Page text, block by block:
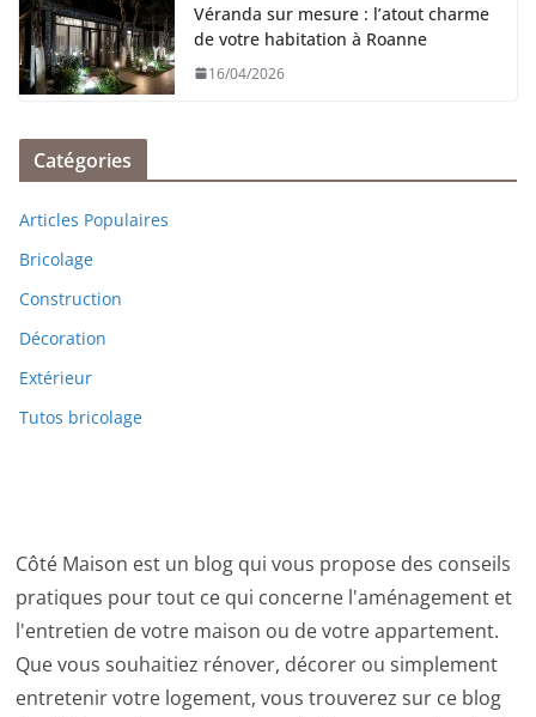
Véranda sur mesure : l’atout charme
de votre habitation à Roanne
16/04/2026
Catégories
Articles Populaires
Bricolage
Construction
Décoration
Extérieur
Tutos bricolage
Côté Maison est un blog qui vous propose des conseils
pratiques pour tout ce qui concerne l'aménagement et
l'entretien de votre maison ou de votre appartement.
Que vous souhaitiez rénover, décorer ou simplement
entretenir votre logement, vous trouverez sur ce blog